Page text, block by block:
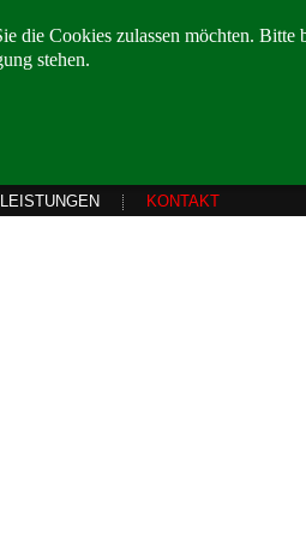
KONTAKT
die Cookies zulassen möchten. Bitte
stehen.